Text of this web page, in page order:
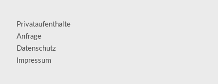
Privataufenthalte
Anfrage
Datenschutz
Impressum